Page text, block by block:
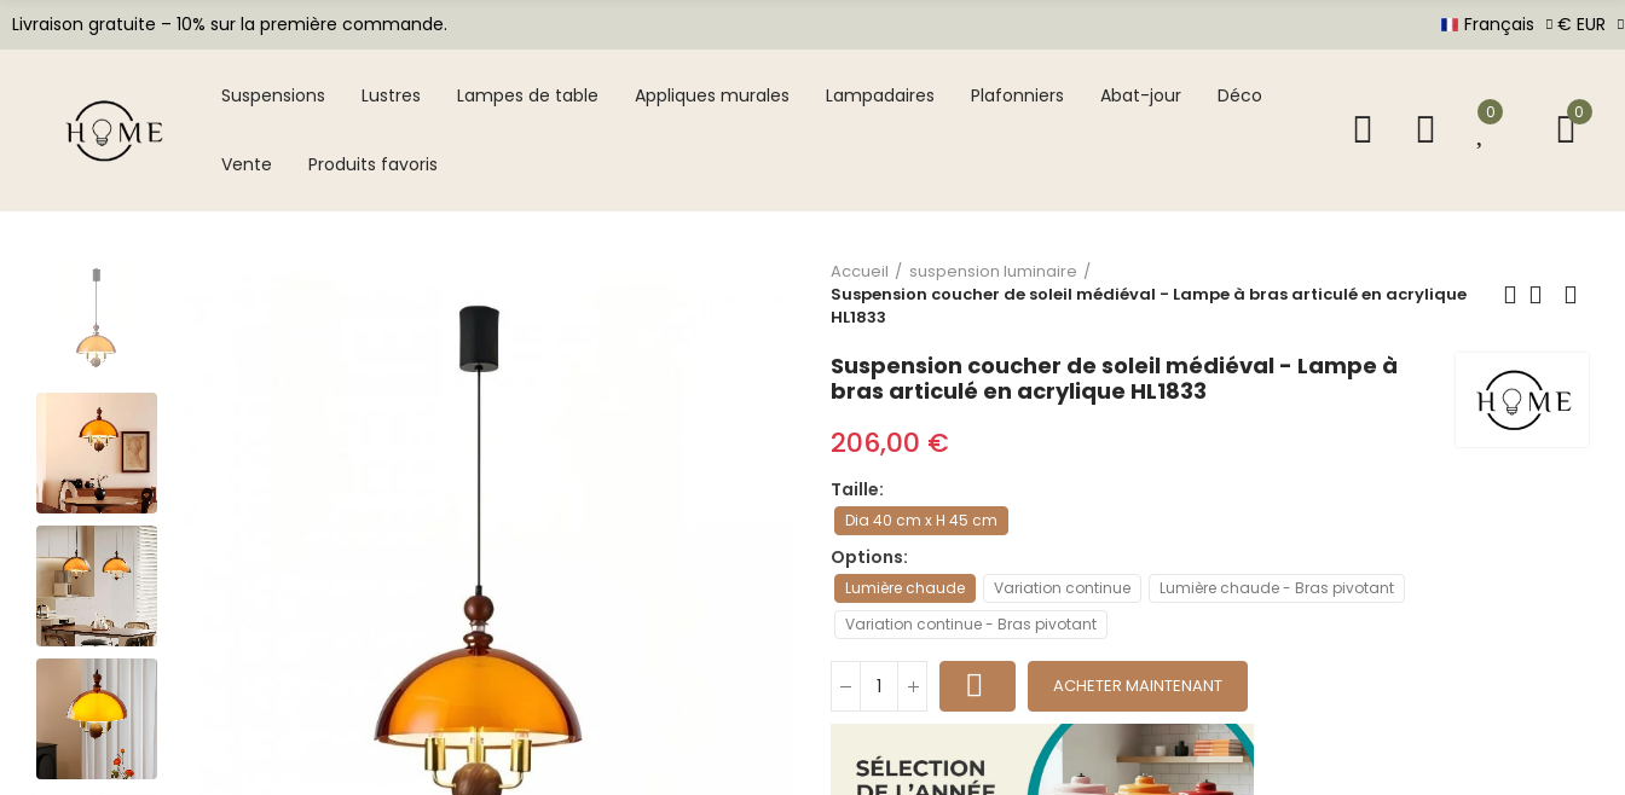
Livraison gratuite – 10% sur la première commande. Français € EUR
Suspensions Lustres Lampes de table Appliques murales Lampadaires Plafonniers Abat-jour Déco
Vente Produits favoris
0 0
Accueil
suspension luminaire
Suspension coucher de soleil médiéval - Lampe à bras articulé en acrylique
HL1833
Suspension coucher de soleil médiéval - Lampe à
bras articulé en acrylique HL1833
206,00 €
Taille
Dia 40 cm x H 45 cm
Options
Lumière chaude Variation continue
Lumière chaude - Bras pivotant
Variation continue - Bras pivotant
ACHETER MAINTENANT